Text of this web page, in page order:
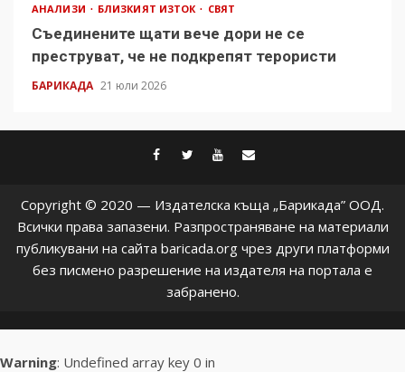
АНАЛИЗИ БЛИЗКИЯТ ИЗТОК СВЯТ
Съединените щати вече дори не се
преструват, че не подкрепят терористи
БАРИКАДА 21 юли 2026
facebook
twitter
youtube
Copyright © 2020 — Издателска къща „Барикада” ООД.
Всички права запазени. Разпространяване на материали
публикувани на сайта baricada.org чрез други платформи
без писмено разрешение на издателя на портала е
забранено.
Warning: Undefined array key 0 in